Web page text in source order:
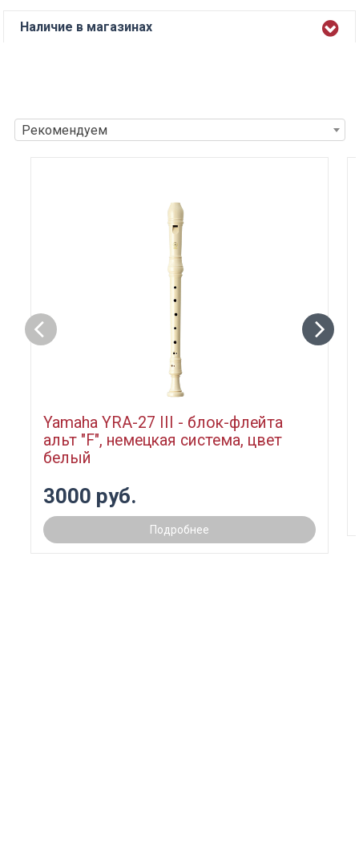
Наличие в магазинах
Рекомендуем
Yamaha YRA-27 III - блок-флейта
альт "F", немецкая система, цвет
белый
3000 руб.
Подробнее